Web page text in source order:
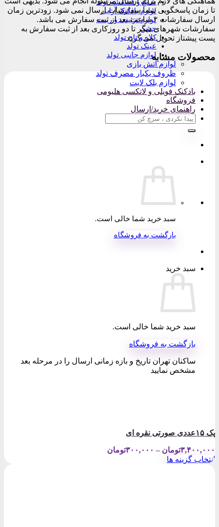
شمع و فشفشه تولد
لوازم بادکنک آرایی
لوازم تزئینی و ریسه
جشن
کلاه و تاج تولد
عینک تولد
لوازم جانبی تولد
لوازم آتش بازی
ظروف یکبار مصرف تولد
لوازم بلک لایت
بادکنک فویلی و لاتکسی هلیومی
فروشگاه
راهنمای خرید/ارسال
جستجو
سبد خرید شما خالی است.
بازگشت به فروشگاه
سبد خرید
سبد خرید شما خالی است.
بازگشت به فروشگاه
ساکنان تهران تاریخ و بازه زمانی ارسال را در مرحله بعد
مشخص نمایید
تا زمان پاسخگویی شما سفارشات ارسال نمی شود. زودترین زمان
ارسال سفارشات ۲ ساعت بعد از ثبت سفارش می باشد.
سفارشات شهرهای دیگر تا دو روزکاری بعد از ثبت سفارش به
پست پیشتاز تحویل می گردد.
محصولات مشابه
پک ۱۵عددی صورتی نقره ای
۳,۴۰۰,۰۰۰تومان – ۳۰۰,۰۰۰تومان
انتخاب گزینه ها